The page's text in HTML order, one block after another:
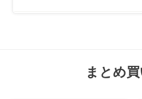
まとめ